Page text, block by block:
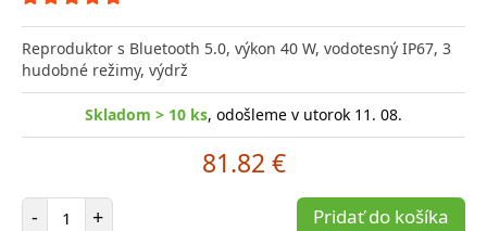
Reproduktor s Bluetooth 5.0, výkon 40 W, vodotesný IP67, 3
hudobné režimy, výdrž
Skladom > 10 ks, odošleme v utorok 11. 08.
81.82 €
- Počet položiek
+ Pridať do košíka